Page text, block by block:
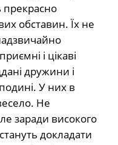
прекрасно
обставин. Їх не
і цікаві
дружини і
У них в
Не
заради високого
докладати